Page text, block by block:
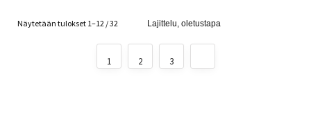
Näytetään tulokset 1–12 / 32
1 2 3